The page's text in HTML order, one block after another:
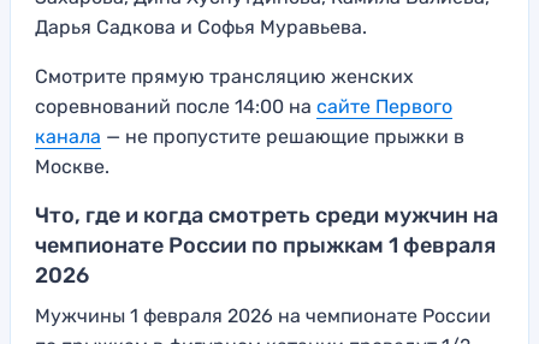
Дарья Садкова и Софья Муравьева.
Смотрите прямую трансляцию женских
соревнований после 14:00 на сайте Первого
канала — не пропустите решающие прыжки в
Москве.
Что, где и когда смотреть среди мужчин на
чемпионате России по прыжкам 1 февраля
2026
Мужчины 1 февраля 2026 на чемпионате России